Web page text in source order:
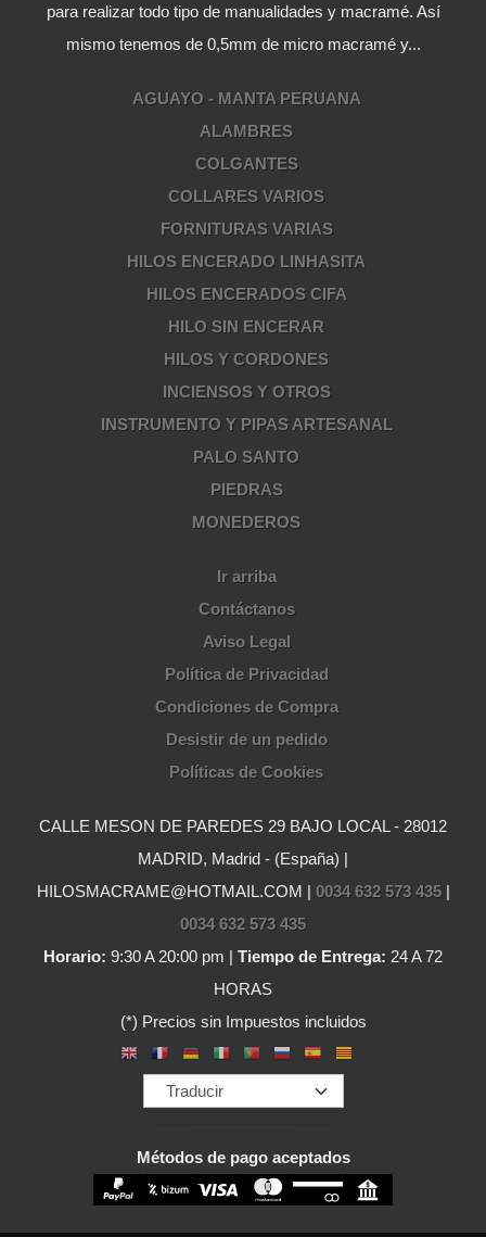
para realizar todo tipo de manualidades y macramé. Así
mismo tenemos de 0,5mm de micro macramé y...
AGUAYO - MANTA PERUANA
ALAMBRES
COLGANTES
COLLARES VARIOS
FORNITURAS VARIAS
HILOS ENCERADO LINHASITA
HILOS ENCERADOS CIFA
HILO SIN ENCERAR
HILOS Y CORDONES
INCIENSOS Y OTROS
INSTRUMENTO Y PIPAS ARTESANAL
PALO SANTO
PIEDRAS
MONEDEROS
Ir arriba
Contáctanos
Aviso Legal
Política de Privacidad
Condiciones de Compra
Desistir de un pedido
Políticas de Cookies
CALLE MESON DE PAREDES 29 BAJO LOCAL - 28012
MADRID, Madrid - (España) |
HILOSMACRAME@HOTMAIL.COM | 0034 632 573 435|
0034 632 573 435
Horario: 9:30 A 20:00 pm | Tiempo de Entrega: 24 A 72
HORAS
(*) Precios sin Impuestos incluidos
Métodos de pago aceptados